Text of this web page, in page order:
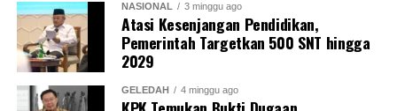
NASIONAL 3 minggu ago
Atasi Kesenjangan Pendidikan,
Pemerintah Targetkan 500 SNT hingga
2029
GELEDAH 4 minggu ago